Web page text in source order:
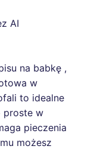
AI
na babkę ,
w
to idealne
proste w
pieczenia
możesz